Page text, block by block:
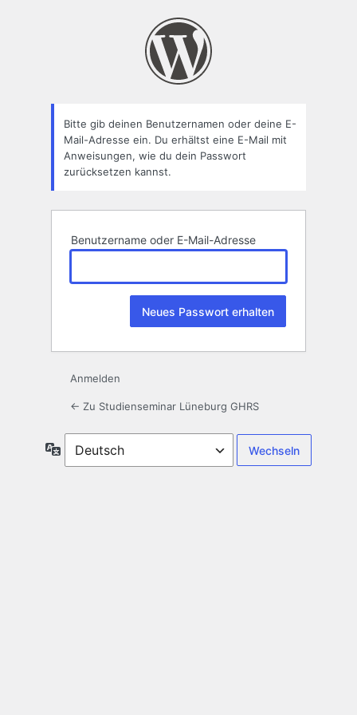
Bitte gib deinen Benutzernamen oder deine E-
Mail-Adresse ein. Du erhältst eine E-Mail mit
Anweisungen, wie du dein Passwort
zurücksetzen kannst.
Benutzername oder E-Mail-Adresse
Anmelden
← Zu Studienseminar Lüneburg GHRS
Sprache